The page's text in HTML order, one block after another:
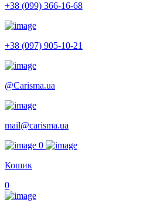
+38 (099) 366-16-68
+38 (097) 905-10-21
@Carisma.ua
mail@carisma.ua
0
Кошик
0